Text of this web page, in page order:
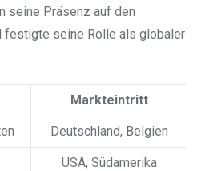
seine Präsenz auf den
festigte seine Rolle als globaler
Markteintritt
Deutschland, Belgien
USA, Südamerika